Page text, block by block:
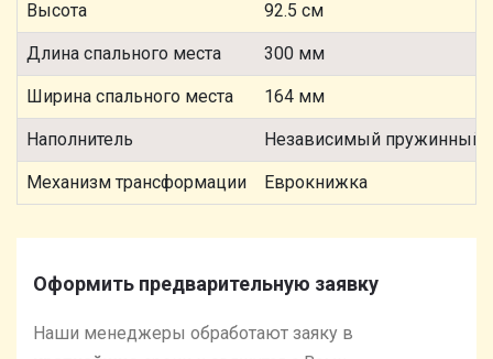
Высота 92.5 см
Длина спального места 300 мм
Ширина спального места 164 мм
Наполнитель Независимый пружинный
Механизм трансформации Еврокнижка
Оформить предварительную заявку
Наши менеджеры обработают заяку в